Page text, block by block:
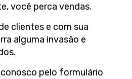
você perca vendas.
clientes e com sua
alguma invasão e
pelo formulário